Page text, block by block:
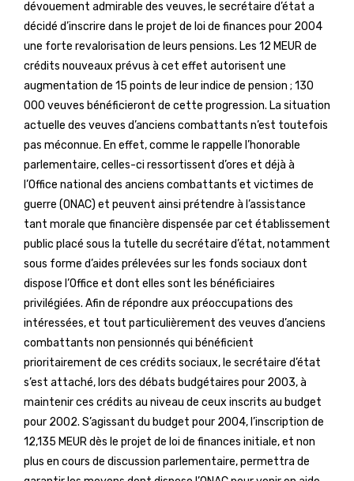
dévouement admirable des veuves, le secrétaire d’état a
décidé d’inscrire dans le projet de loi de finances pour 2004
une forte revalorisation de leurs pensions. Les 12 MEUR de
crédits nouveaux prévus à cet effet autorisent une
augmentation de 15 points de leur indice de pension ; 130
000 veuves bénéficieront de cette progression. La situation
actuelle des veuves d’anciens combattants n’est toutefois
pas méconnue. En effet, comme le rappelle l’honorable
parlementaire, celles-ci ressortissent d’ores et déjà à
l’Office national des anciens combattants et victimes de
guerre (ONAC) et peuvent ainsi prétendre à l’assistance
tant morale que financière dispensée par cet établissement
public placé sous la tutelle du secrétaire d’état, notamment
sous forme d’aides prélevées sur les fonds sociaux dont
dispose l’Office et dont elles sont les bénéficiaires
privilégiées. Afin de répondre aux préoccupations des
intéressées, et tout particulièrement des veuves d’anciens
combattants non pensionnés qui bénéficient
prioritairement de ces crédits sociaux, le secrétaire d’état
s’est attaché, lors des débats budgétaires pour 2003, à
maintenir ces crédits au niveau de ceux inscrits au budget
pour 2002. S’agissant du budget pour 2004, l’inscription de
12,135 MEUR dès le projet de loi de finances initiale, et non
plus en cours de discussion parlementaire, permettra de